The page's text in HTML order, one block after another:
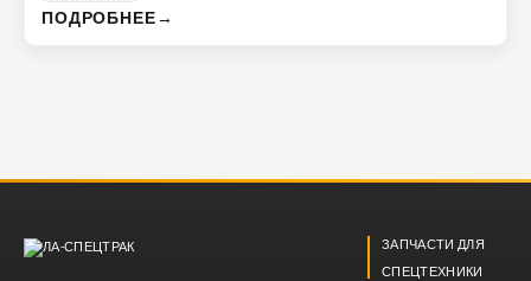
ПОДРОБНЕЕ→
ЗАПЧАСТИ ДЛЯ
СПЕЦТЕХНИКИ